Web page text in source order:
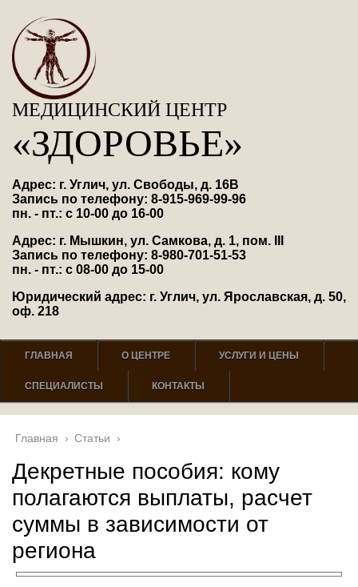
МЕДИЦИНСКИЙ ЦЕНТР
«ЗДОРОВЬЕ»
Адрес: г. Углич, ул. Свободы, д. 16В
Запись по телефону: 8-915-969-99-96
пн. - пт.: с 10-00 до 16-00
Адрес: г. Мышкин, ул. Самкова, д. 1, пом. III
Запись по телефону: 8-980-701-51-53
пн. - пт.: с 08-00 до 15-00
Юридический адрес: г. Углич, ул. Ярославская, д. 50,
оф. 218
ГЛАВНАЯ О ЦЕНТРЕ УСЛУГИ И ЦЕНЫ
СПЕЦИАЛИСТЫ КОНТАКТЫ
Главная › Статьи ›
Декретные пособия: кому
полагаются выплаты, расчет
суммы в зависимости от
региона